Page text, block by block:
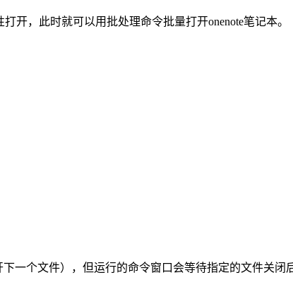
开，此时就可以用批处理命令批量打开onenote笔记本。
一个文件），但运行的命令窗口会等待指定的文件关闭